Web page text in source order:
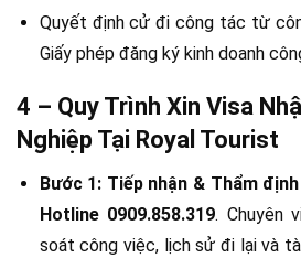
Quyết định cử đi công tác từ
Giấy phép đăng ký kinh doanh
4 – Quy Trình Xin Visa
Nghiệp Tại Royal Tourist
Bước 1: Tiếp nhận & Thẩm
Hotline 0909.858.319. Chuyên
soát công việc, lịch sử đi lại và